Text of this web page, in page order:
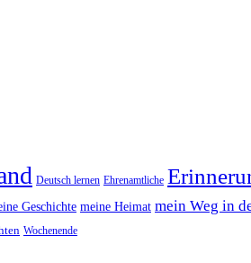
Deutsch lernen Ehrenamtliche
Geschichte meine Heimat mein Weg in
Wochenende